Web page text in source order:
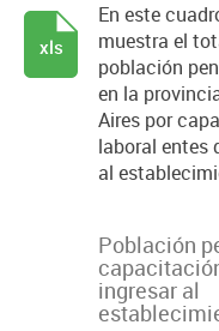
En este
muestra el
población
en la
Aires por
laboral entes
al
xls
Población
ingresar al